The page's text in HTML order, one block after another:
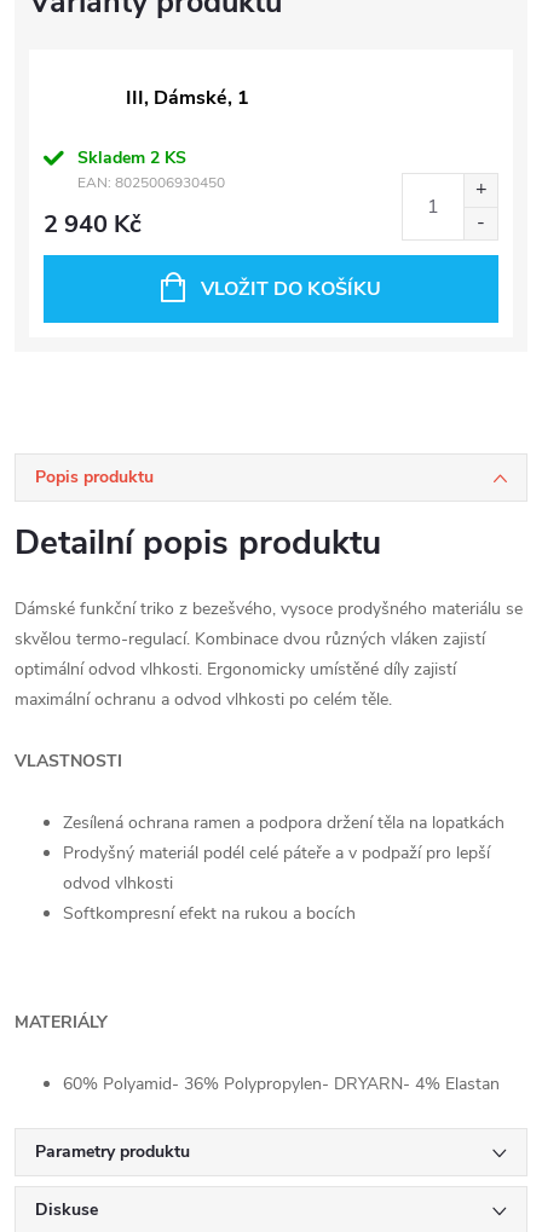
III, Dámské, 1
Skladem 2 KS
EAN: 8025006930450
2 940 Kč
VLOŽIT DO KOŠÍKU
Popis produktu
Detailní popis produktu
Dámské funkční triko z bezešvého, vysoce prodyšného materiálu se
skvělou termo-regulací. Kombinace dvou různých vláken zajistí
optimální odvod vlhkosti. Ergonomicky umístěné díly zajistí
maximální ochranu a odvod vlhkosti po celém těle.
VLASTNOSTI
Zesílená ochrana ramen a podpora držení těla na lopatkách
Prodyšný materiál podél celé páteře a v podpaží pro lepší
odvod vlhkosti
Softkompresní efekt na rukou a bocích
MATERIÁLY
60% Polyamid- 36% Polypropylen- DRYARN- 4% Elastan
Parametry produktu
Diskuse